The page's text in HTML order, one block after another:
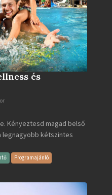
és
Kényeztesd magad belső
legnagyobb kétszintes
Programajánló